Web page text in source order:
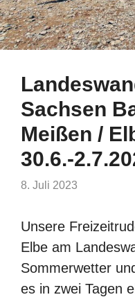
Sachsen
Meißen /
30.6.-
8. Juli 2023
Unsere
Elbe am
Sommerwetter
es in zwei Tagen